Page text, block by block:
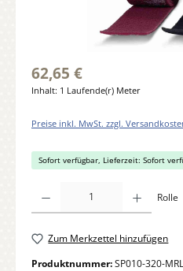
62,65 €
Inhalt: 1 Laufende(r) Meter
Preise inkl. MwSt. zzgl.
Sofort verfügbar, Lieferzeit: Sofort
Rolle
Zum Merkzettel hinzufügen
Produktnummer:SP010-320-